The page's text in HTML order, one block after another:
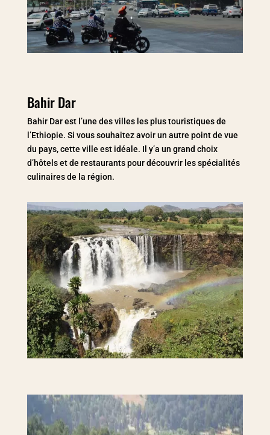
Bahir Dar
Bahir Dar est l’une des villes les plus touristiques de
l’Ethiopie. Si vous souhaitez avoir un autre point de vue
du pays, cette ville est idéale. Il y’a un grand choix
d’hôtels et de restaurants pour découvrir les spécialités
culinaires de la région.